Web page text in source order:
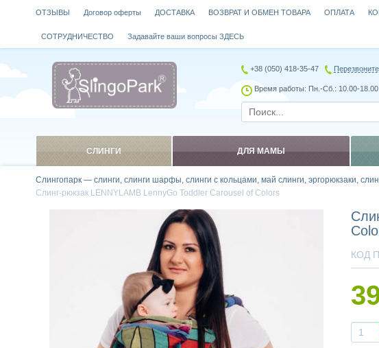
Слингопарк — слинги, слинги шарфы, слинги с кольцами, май слинги, эргорюкзаки,
Слинг-рюкзак LENNYLAMB LennyGo Toddler Carousel of Colors
КОД
ОТЗЫВЫ Договор оферты ДОСТАВКА ВОЗВРАТ И ОБМЕН ТОВАРА ОПЛАТА
СОТРУДНИЧЕСТВО Задавайте ваши вопросы ЗДЕСЬ
+38 (050) 418-35-47
Время работы: Пн.-Сб.: 10.00-18.00
СЛИНГИ ДЛЯ МАМЫ